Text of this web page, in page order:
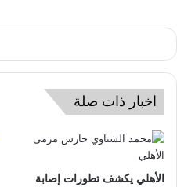
اخبار ذات صلة
الأهلي يكشف تطورات إصابة